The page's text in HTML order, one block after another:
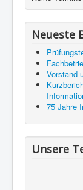
Neueste
Vorstand
75 Jahre
Unsere